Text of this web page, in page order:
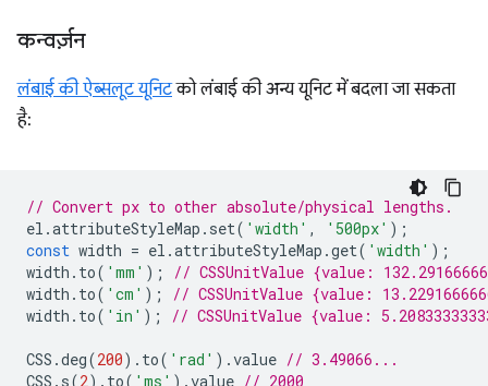
कन्वर्ज़न
लंबाई की ऐब्सलूट यूनिटको लंबाई की अन्य यूनिट में बदला जा सकता
है:
// Convert px to other absolute/physical lengths.
el .attributeStyleMap . set( 'width' , '500px' );
const width = el .attributeStyleMap .get( 'width' );
width . to( 'mm' );
// CSSUnitValue {value:
width . to( 'cm' );
// CSSUnitValue {value:
width . to( 'in' ); // CSSUnitValue {value:
CSS .deg(200). to( 'rad' ).value // 3.49066...
CSS . s(2). to( 'ms' ).value // 2000